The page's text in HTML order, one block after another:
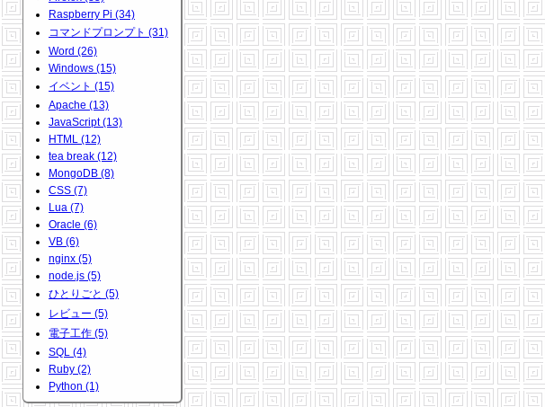
Raspberry Pi (34)
コマンドプロンプト (31)
Word (26)
Windows (15)
イベント (15)
Apache (13)
JavaScript (13)
HTML (12)
tea break (12)
MongoDB (8)
CSS (7)
Lua (7)
Oracle (6)
VB (6)
nginx (5)
node.js (5)
ひとりごと (5)
レビュー (5)
電子工作 (5)
SQL (4)
Ruby (2)
Python (1)